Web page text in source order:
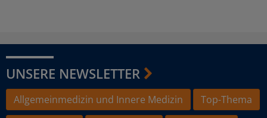
UNSERE NEWSLETTER
Allgemeinmedizin und Innere Medizin
Top-Thema